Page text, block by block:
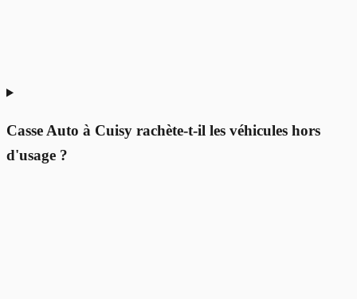
Casse Auto à Cuisy rachète-t-il les véhicules hors
d'usage ?